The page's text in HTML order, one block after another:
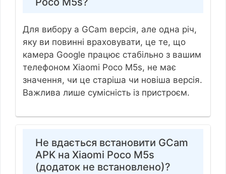
Для вибору a GCam версія, але одна річ,
яку ви повинні враховувати, це те, що
камера Google працює стабільно з вашим
телефоном Xiaomi Poco M5s, не має
значення, чи це старіша чи новіша версія.
Важлива лише сумісність із пристроєм.
Не вдається встановити GCam
APK на Xiaomi Poco M5s
(додаток не встановлено)?